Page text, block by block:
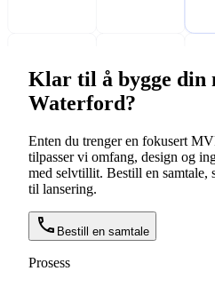
Klar til å bygge din
Waterford?
Enten du trenger en fokusert
tilpasser vi omfang, design og
med selvtillit. Bestill en samtale,
til lansering.
Bestill en samtale
Prosess